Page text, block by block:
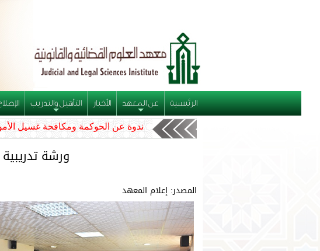
الرئيسية
+
عن المعهد الأخبار
+
التأهيل والتدريب
ندوة عن الحوكمة ومكافحة غسيل
ورشة
المصدر: إعلام المعهد